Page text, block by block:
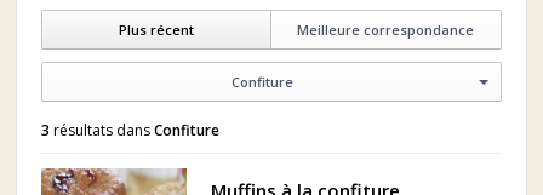
Meilleure correspondance
Plus récent
Confiture
3 résultats dansConfiture
Muffins à la confiture